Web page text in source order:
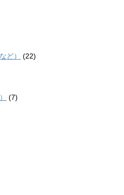
ど）
(22)
(7)